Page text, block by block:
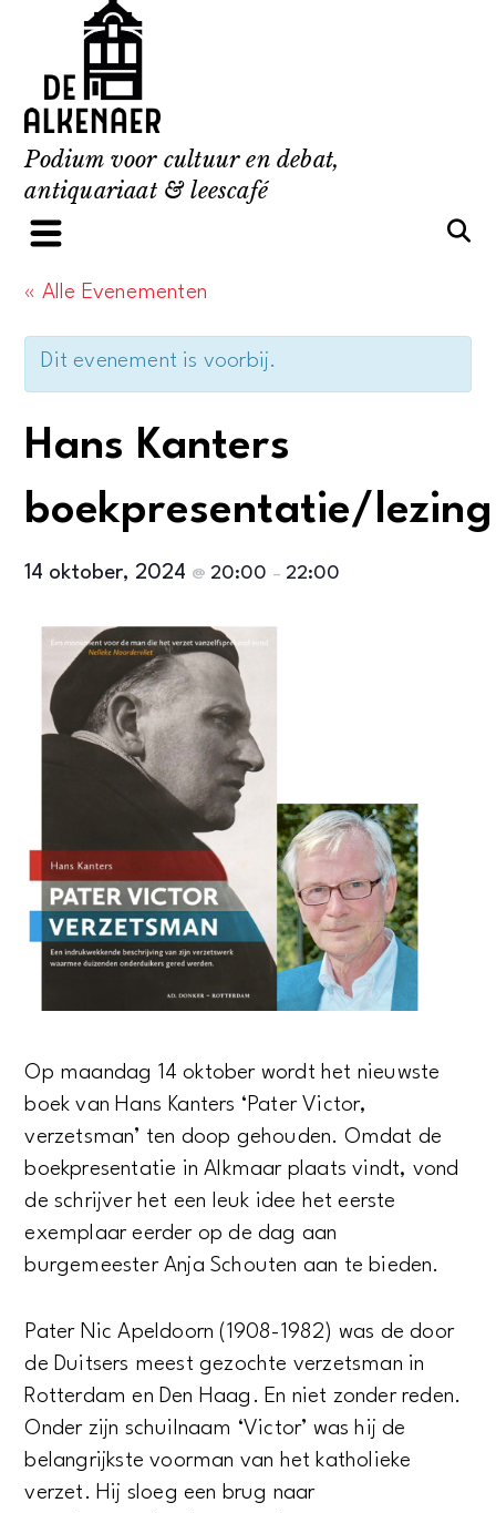
content
Podium voor cultuur en debat,
antiquariaat & leescafé
« Alle Evenementen
Dit evenement is voorbij.
Hans Kanters
boekpresentatie/lezing
14 oktober, 2024 @ 20:00 – 22:00
Op maandag 14 oktober wordt het nieuwste
boek van Hans Kanters ‘Pater Victor,
verzetsman’ ten doop gehouden. Omdat de
boekpresentatie in Alkmaar plaats vindt, vond
de schrijver het een leuk idee het eerste
exemplaar eerder op de dag aan
burgemeester Anja Schouten aan te bieden.
Pater Nic Apeldoorn (1908-1982) was de door
de Duitsers meest gezochte verzetsman in
Rotterdam en Den Haag. En niet zonder reden.
Onder zijn schuilnaam ‘Victor’ was hij de
belangrijkste voorman van het katholieke
verzet. Hij sloeg een brug naar